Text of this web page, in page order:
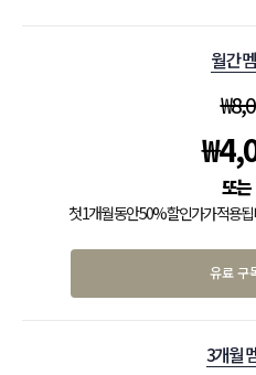
월간
₩
₩
첫 1개월 동안 50% 할인가가 적용
유료 구
3개월